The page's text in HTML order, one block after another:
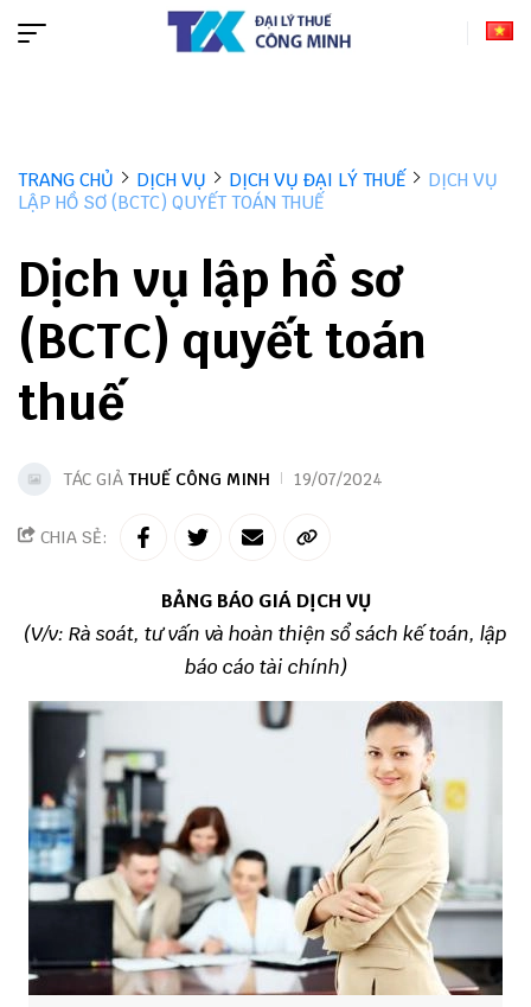
TRANG CHỦ DỊCH VỤ DỊCH VỤ ĐẠI LÝ THUẾ
DỊCH VỤ
LẬP HỒ SƠ (BCTC) QUYẾT TOÁN THUẾ
Dịch vụ lập hồ sơ
(BCTC) quyết toán
thuế
TÁC GIẢ THUẾ CÔNG MINH 19/07/2024
CHIA SẺ:
BẢNG BÁO GIÁ DỊCH VỤ
(V/v: Rà soát, tư vấn và hoàn thiện sổ sách kế toán, lập
báo cáo tài chính)